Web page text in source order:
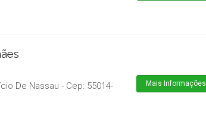
De Nassau - Cep: 55014-
Mais Informações